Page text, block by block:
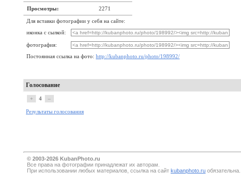
Просмотры: 2271
Для вставки фотографии у себя на сайте:
иконка с сылкой:
фотография:
Постоянная ссылка на фото: http://kubanphoto.ru/photo/198992/
Голосование
+ 4 –
Результаты голосования
© 2003-2026 KubanPhoto.ru
Все прaва на фотографии принадлежат их авторам.
При использовании любых материалов, ссылка на сайт kubanphoto.ru обязательна.